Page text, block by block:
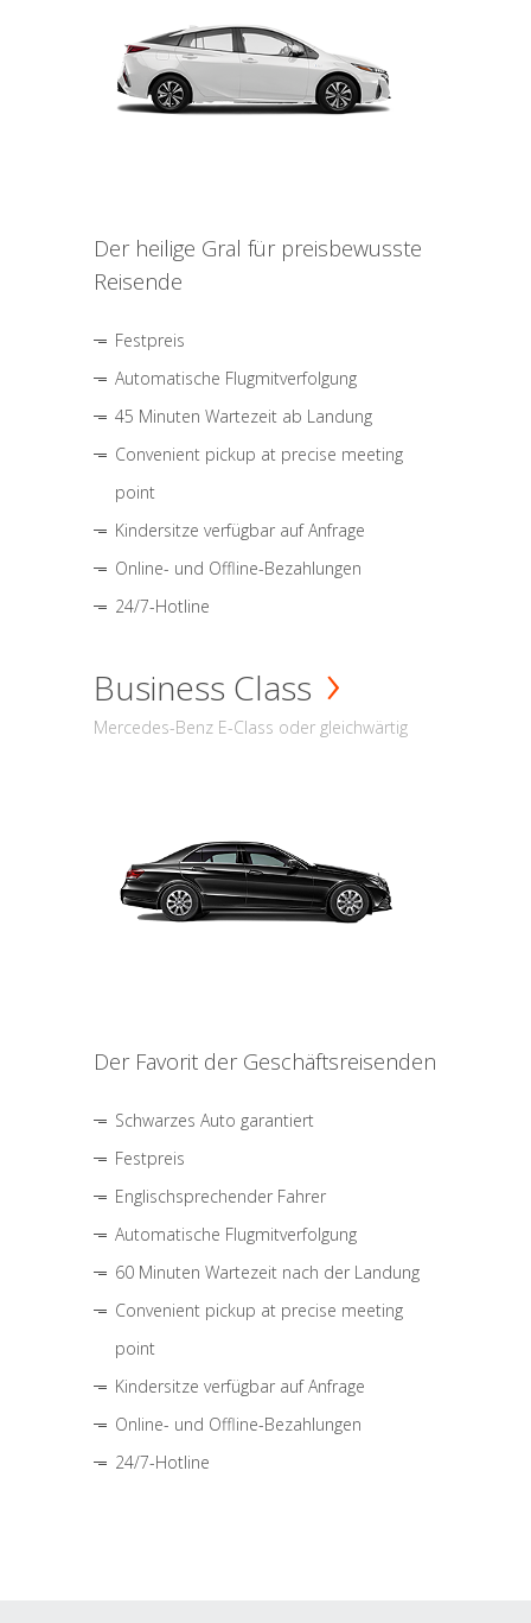
Der heilige Gral für preisbewusste
Reisende
Festpreis
Automatische Flugmitverfolgung
45 Minuten Wartezeit ab Landung
Convenient pickup at precise meeting
point
Kindersitze verfügbar auf Anfrage
Online- und Offline-Bezahlungen
24/7-Hotline
Business Class
Mercedes-Benz E-Class oder gleichwärtig
Der Favorit der Geschäftsreisenden
Schwarzes Auto garantiert
Festpreis
Englischsprechender Fahrer
Automatische Flugmitverfolgung
60 Minuten Wartezeit nach der Landung
Convenient pickup at precise meeting
point
Kindersitze verfügbar auf Anfrage
Online- und Offline-Bezahlungen
24/7-Hotline